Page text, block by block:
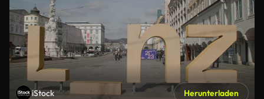
iStock Herunterladen